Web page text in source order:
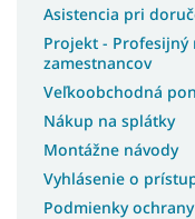
Asistencia pri
Projekt -
zamestnancov
Veľkoobchodná
Nákup na splátky
Montážne návody
Vyhlásenie o
Podmienky